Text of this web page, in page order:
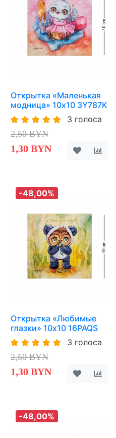
Открытка «Маленькая
модница» 10х10 3Y787K
3 голоса
2,50 BYN
1,30 BYN
-48,00%
Открытка «Любимые
глазки» 10х10 16PAQS
3 голоса
2,50 BYN
1,30 BYN
-48,00%